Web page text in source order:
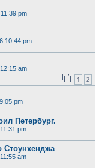
pm
10:44 pm
am
1 2
pm
Петербург.
pm
Стоунхенджа
am